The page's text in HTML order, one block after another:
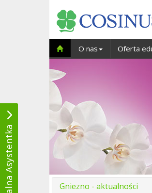
O nas Oferta
Gniezno - aktualności
Wirtualna Asystentka